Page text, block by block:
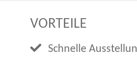
VORTEILE
Schnelle